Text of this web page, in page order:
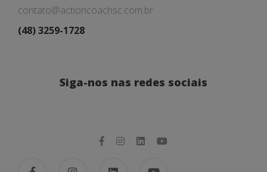
contato@actioncoachsc.com.br
(48) 3259-1728
Siga-nos nas redes sociais